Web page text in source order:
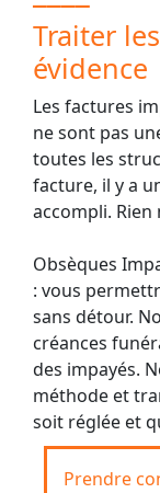
Traiter
évidence
Les factures
ne sont pas
toutes les
facture, il y a
accompli. Rien
Obsèques
: vous
sans détour.
créances
des impayés.
méthode et
soit réglée et
Prendre